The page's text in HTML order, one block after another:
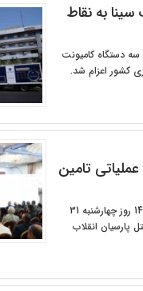
سینا به نقاط
دستگاه کامیونت
کشور اعزام شد.
تامین
مجمع عمومی عادی سالانه بانک سینا (سهامی عام) رأس ساعت 14 روز چهارشنبه 31
در محل هتل پارسیان انقلاب